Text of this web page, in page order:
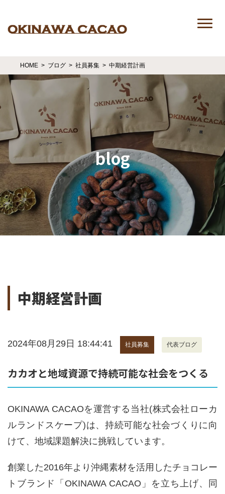
HOME ブログ 社員募集 中期経営計画
blog
中期経営計画
2024年08月29日 18:44:41 社員募集 代表ブログ
カカオと地域資源で持続可能な社会をつくる
OKINAWA CACAOを運営する当社(株式会社ローカ
ルランドスケープ)は、持続可能な社会づくりに向
けて、地域課題解決に挑戦しています。
創業した2016年より沖縄素材を活用したチョコレー
トブランド「OKINAWA CACAO」を立ち上げ、同